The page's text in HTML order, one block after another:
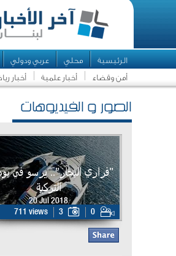
الرئيسية محلي عربي ودولي
أمن وقضاء
أخبار علمية أخبار
الصور و الفيديوهات
"فراري البحار".. يرسو في
التركية
20 Jul 2018
711 views
3 0